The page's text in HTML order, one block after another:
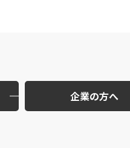
企業の方へ